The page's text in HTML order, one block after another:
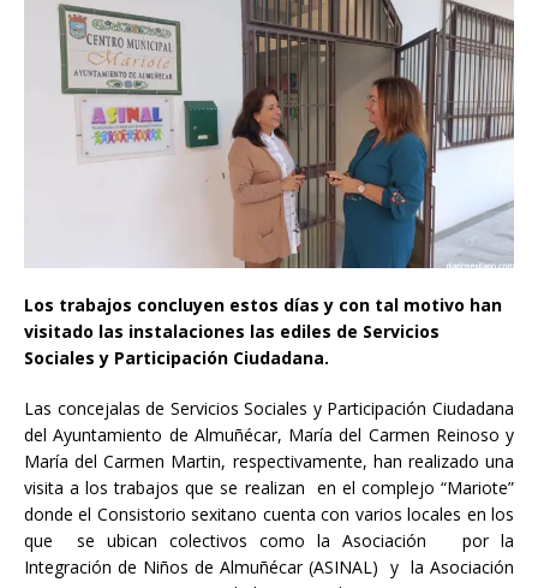
Los trabajos concluyen estos días y con tal motivo han
visitado las instalaciones las ediles de Servicios
Sociales y Participación Ciudadana.
Las concejalas de Servicios Sociales y Participación Ciudadana
del Ayuntamiento de Almuñécar, María del Carmen Reinoso y
María del Carmen Martin, respectivamente, han realizado una
visita a los trabajos que se realizan en el complejo “Mariote”
donde el Consistorio sexitano cuenta con varios locales en los
que se ubican colectivos como la Asociación por la
Integración de Niños de Almuñécar (ASINAL) y la Asociación